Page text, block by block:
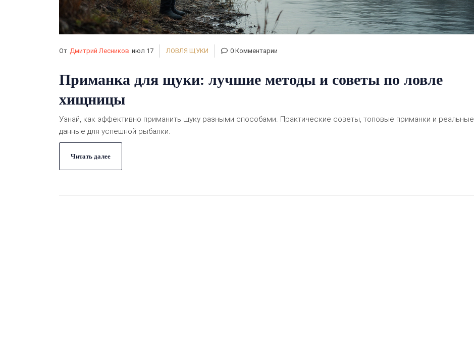
От Дмитрий Лесников июл 17 ЛОВЛЯ ЩУКИ 0 Комментарии
Приманка для щуки: лучшие методы и советы по ловле
хищницы
Узнай, как эффективно приманить щуку разными способами. Практические советы, топовые приманки и реальные
данные для успешной рыбалки.
Читать далее